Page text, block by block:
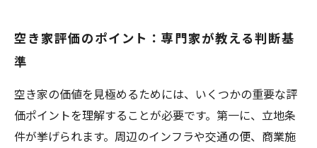
空き家評価のポイント：専門家が教える判断基
準
空き家の価値を見極めるためには、いくつかの重要な評
価ポイントを理解することが必要です。第一に、立地条
件が挙げられます。周辺のインフラや交通の便、商業施